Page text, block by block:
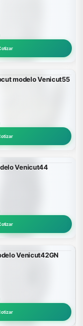
modelo Venicut55
Venicut44
Venicut42GN